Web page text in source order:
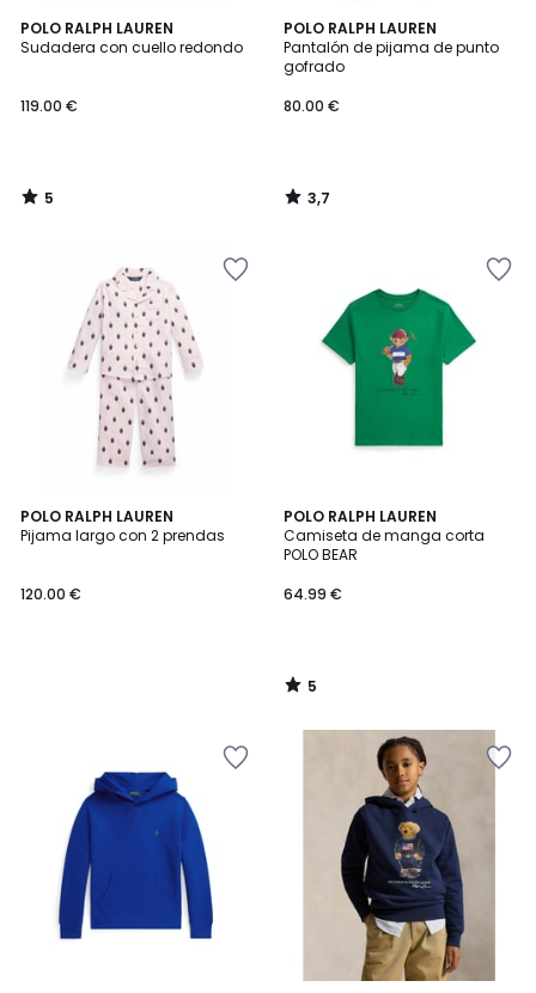
POLO RALPH LAUREN
Sudadera con cuello redondo
119.00 €
5
/
5
/
POLO RALPH LAUREN
Pantalón de pijama de punto
gofrado
80.00 €
3,7
/ 5
3,7
/
POLO RALPH LAUREN
Pijama largo con 2 prendas
120.00 €
POLO RALPH LAUREN
Camiseta de manga corta
POLO BEAR
64.99 €
5
/
5
5
/